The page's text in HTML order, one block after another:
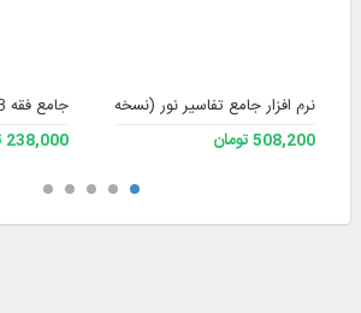
نرم افزار جامع تفاسیر نور (نسخه 4)
508,200 تومان
جامع فقه 3 (کتابخانه و دانشنامه تخصصی فقه)
238,000 تومان